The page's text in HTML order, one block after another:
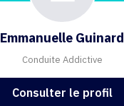
Emmanuelle Guinard
Conduite Addictive
Consulter le profil